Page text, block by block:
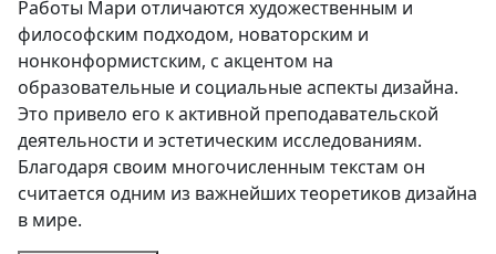
Работы Мари отличаются художественным и
философским подходом, новаторским и
нонконформистским, с акцентом на
образовательные и социальные аспекты дизайна.
Это привело его к активной преподавательской
деятельности и эстетическим исследованиям.
Благодаря своим многочисленным текстам он
считается одним из важнейших теоретиков дизайна
в мире.